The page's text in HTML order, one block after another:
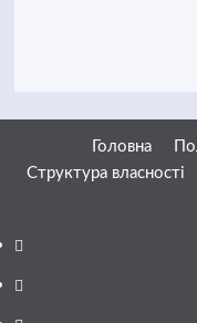
Головна
Структура власності
Facebook
YouTube